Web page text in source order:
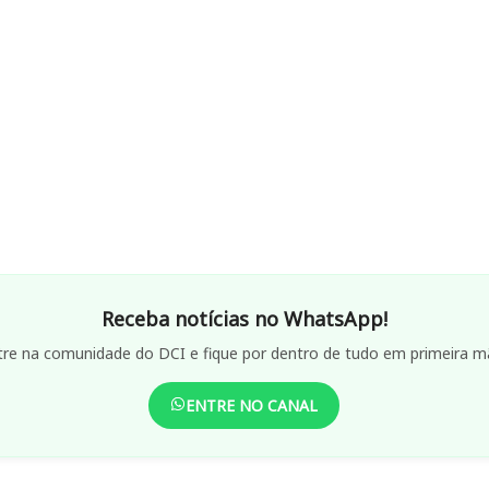
Receba notícias no WhatsApp!
na comunidade do DCI e fique por dentro de tudo em primeira
ENTRE NO CANAL